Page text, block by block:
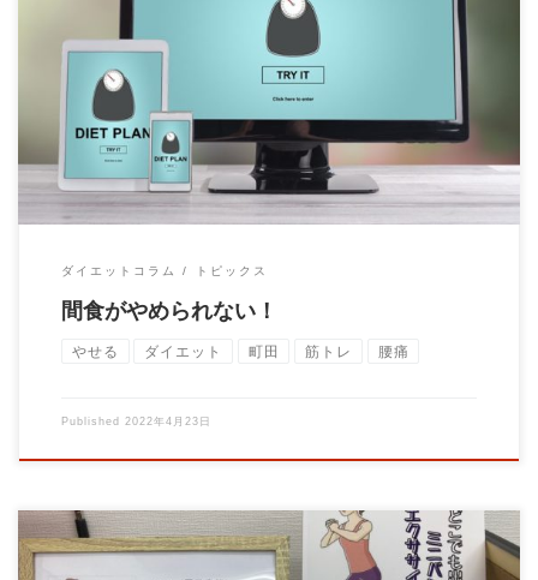
間食がやめられません。 という相談をよく受けます。間食をや
めれば痩せる。 間食をするから太る。間食を […]
ダイエットコラム トピックス
間食がやめられない！
やせる ダイエット 町田 筋トレ 腰痛
Published 2022年4月23日